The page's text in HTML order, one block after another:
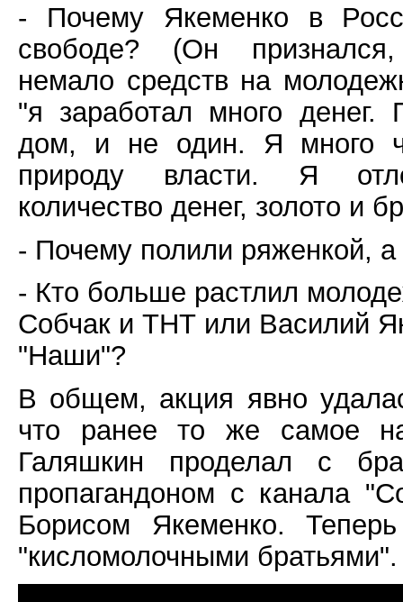
- Почему Якеменко в
свободе? (Он
немало средств на
"я заработал много денег.
дом, и не один. Я много
природу власти. Я
количество денег, золото и
- Почему полили ряженкой, а
- Кто больше растлил
Собчак и ТНТ или Василий
"Наши"?
В общем, акция явно
что ранее то же самое
Галяшкин проделал с
пропагандоном с канала
Борисом Якеменко.
"кисломолочными братьями".